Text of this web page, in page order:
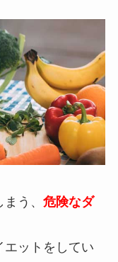
う、 危険なダ
エットをしてい